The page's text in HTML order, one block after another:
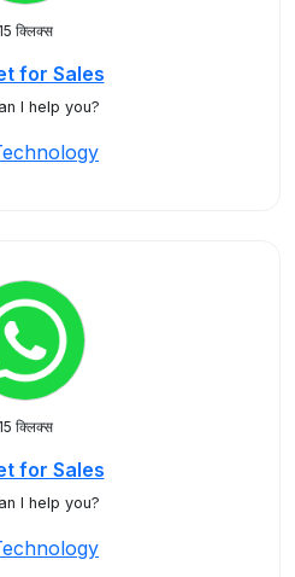
15 क्लिक्स
for Sales
I help you?
15 क्लिक्स
for Sales
I help you?